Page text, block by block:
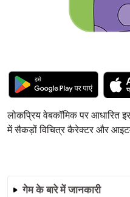
लोकप्रिय वेबकॉमिक पर आधारित
में सैकड़ों विचित्र कैरेक्टर और
गेम के बारे में जानकारी